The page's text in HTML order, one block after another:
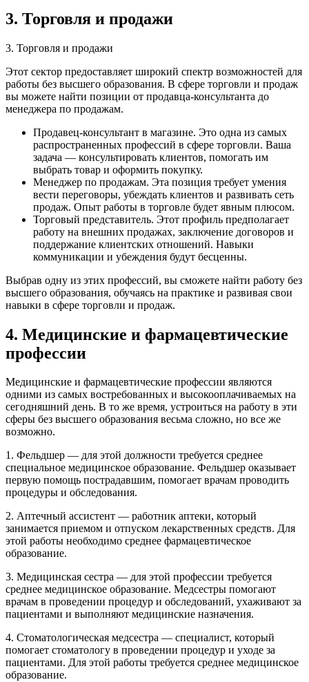
3. Торговля и продажи
3. Торговля и продажи
Этот сектор предоставляет широкий спектр возможностей для
работы без высшего образования. В сфере торговли и продаж
вы можете найти позиции от продавца-консультанта до
менеджера по продажам.
Продавец-консультант в магазине. Это одна из самых
распространенных профессий в сфере торговли. Ваша
задача — консультировать клиентов, помогать им
выбрать товар и оформить покупку.
Менеджер по продажам. Эта позиция требует умения
вести переговоры, убеждать клиентов и развивать сеть
продаж. Опыт работы в торговле будет явным плюсом.
Торговый представитель. Этот профиль предполагает
работу на внешних продажах, заключение договоров и
поддержание клиентских отношений. Навыки
коммуникации и убеждения будут бесценны.
Выбрав одну из этих профессий, вы сможете найти работу без
высшего образования, обучаясь на практике и развивая свои
навыки в сфере торговли и продаж.
4. Медицинские и фармацевтические
профессии
Медицинские и фармацевтические профессии являются
одними из самых востребованных и высокооплачиваемых на
сегодняшний день. В то же время, устроиться на работу в эти
сферы без высшего образования весьма сложно, но все же
возможно.
1. Фельдшер — для этой должности требуется среднее
специальное медицинское образование. Фельдшер оказывает
первую помощь пострадавшим, помогает врачам проводить
процедуры и обследования.
2. Аптечный ассистент — работник аптеки, который
занимается приемом и отпуском лекарственных средств. Для
этой работы необходимо среднее фармацевтическое
образование.
3. Медицинская сестра — для этой профессии требуется
среднее медицинское образование. Медсестры помогают
врачам в проведении процедур и обследований, ухаживают за
пациентами и выполняют медицинские назначения.
4. Стоматологическая медсестра — специалист, который
помогает стоматологу в проведении процедур и уходе за
пациентами. Для этой работы требуется среднее медицинское
образование.